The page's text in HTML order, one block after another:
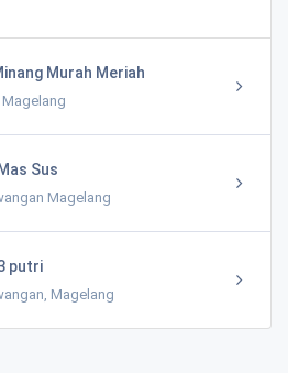
Murah Meriah
Sus
Magelang
putri
Magelang